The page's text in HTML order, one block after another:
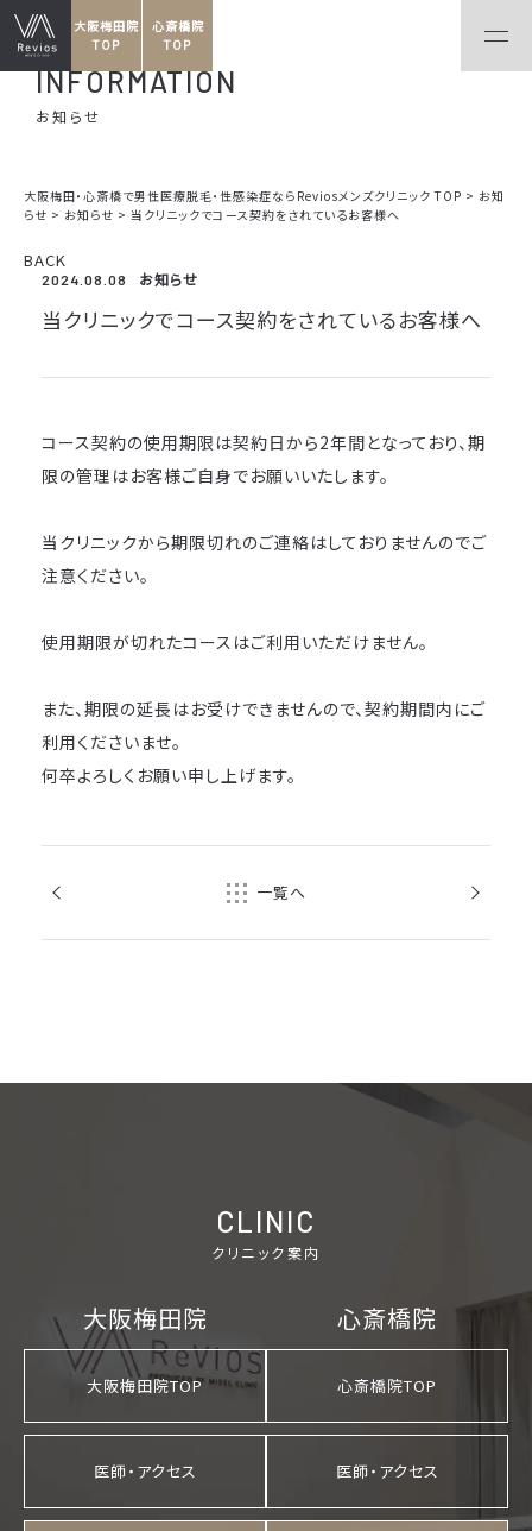
大阪梅田院
TOP
心斎橋院
TOP
INFORMATION
お知らせ
大阪梅田・心斎橋で男性医療脱毛・性感染症ならReviosメンズクリニック TOP > お知
らせ > お知らせ > 当クリニックでコース契約をされているお客様へ
BACK
2024.08.08 お知らせ
当クリニックでコース契約をされているお客様へ
コース契約の使用期限は契約日から2年間となっており、期
限の管理はお客様ご自身でお願いいたします。
当クリニックから期限切れのご連絡はしておりませんのでご
注意ください。
使用期限が切れたコースはご利用いただけません。
また、期限の延長はお受けできませんので、契約期間内にご
利用くださいませ。
何卒よろしくお願い申し上げます。
一覧へ
CLINIC
クリニック案内
大阪梅田院
大阪梅田院TOP
医師・アクセス
心斎橋院
心斎橋院TOP
医師・アクセス